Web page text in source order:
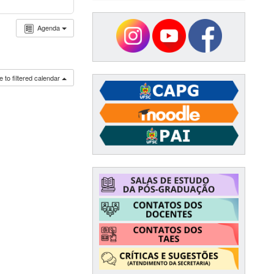
Agenda
to filtered calendar